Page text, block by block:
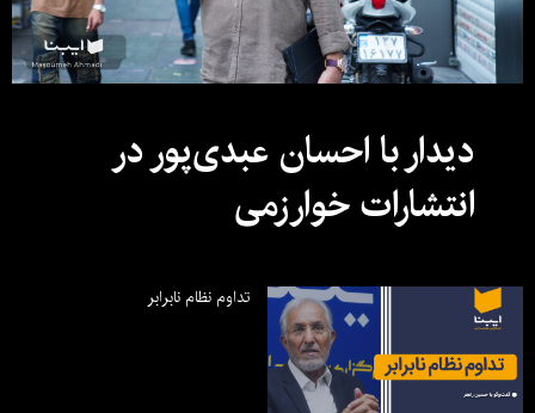
دیدار با احسان عبدی‌پور در
انتشارات خوارزمی
تداوم نظام نابرابر